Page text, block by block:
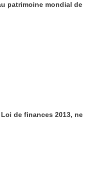
patrimoine mondial de
de finances 2013, ne